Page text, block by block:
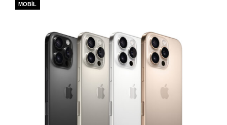
MOBIL